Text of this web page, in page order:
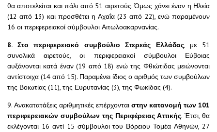
θα αποτελείται και πάλι από 51 αιρετούς. Όμως χάνει έναν η Ηλεία
(12 από 13) και προσθέτει η Αχαΐα (23 από 22), ενώ παραμένουν
16 οι περιφερειακοί σύμβουλοι Αιτωλοακαρνανίας.
8. Στο περιφερειακό συμβούλιο Στερεάς Ελλάδας, με 51
συνολικά αιρετούς, οι περιφερειακοί σύμβουλοι Εύβοιας
αυξάνονται κατά έναν (19 από 18) ενώ της Φθιώτιδας μειώνονται
αντίστοιχα (14 από 15). Παραμένει ίδιος ο αριθμός των συμβούλων
της Βοιωτίας (11), της Ευρυτανίας (3), της Φωκίδας (4).
9. Ανακατατάξεις αριθμητικές επέρχονται στην κατανομή των 101
περιφερειακών συμβούλων της Περιφέρειας Αττικής. Έτσι, θα
εκλέγονται 16 αντί 15 σύμβουλοι του Βόρειου Τομέα Αθηνών, 27